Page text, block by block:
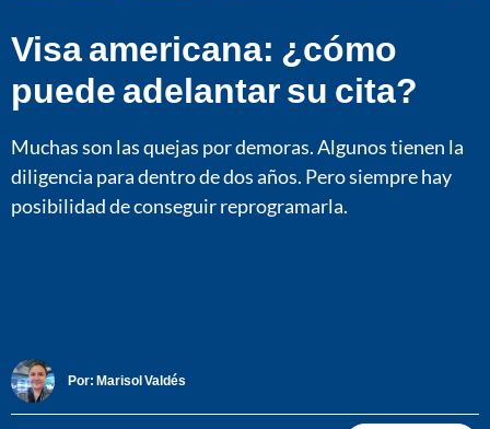
Visa americana: ¿cómo
puede adelantar su cita?
Muchas son las quejas por demoras. Algunos tienen la
diligencia para dentro de dos años. Pero siempre hay
posibilidad de conseguir reprogramarla.
Por: Marisol Valdés